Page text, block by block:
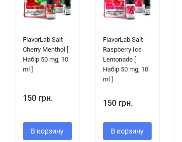
FlavorLab Salt -
Cherry Menthol [
Набір 50 mg, 10
ml ]
150 грн.
В корзину
FlavorLab Salt -
Raspberry Ice
Lemonade [
Набір 50 mg, 10
ml ]
150 грн.
В корзину